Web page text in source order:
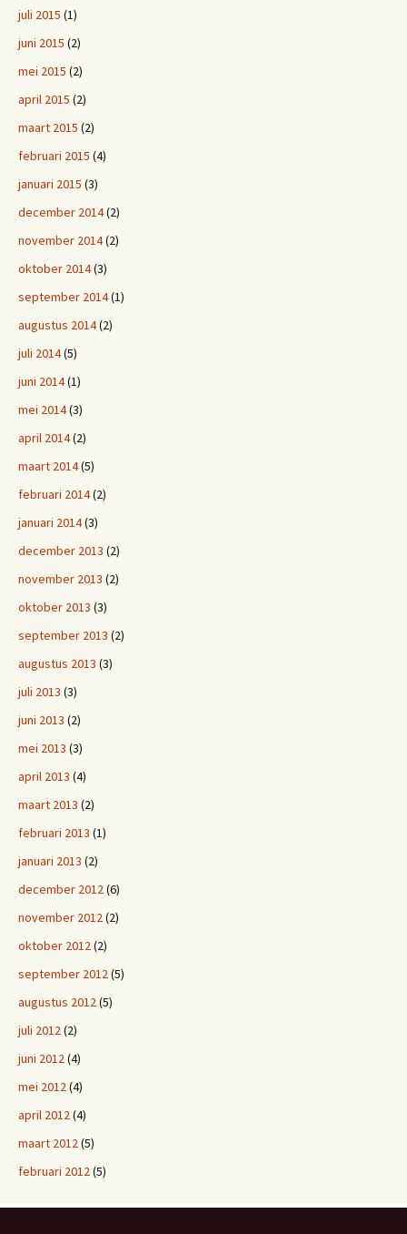
juli 2015 (1)
juni 2015 (2)
mei 2015 (2)
april 2015 (2)
maart 2015 (2)
februari 2015 (4)
januari 2015 (3)
december 2014(2)
november 2014(2)
oktober 2014(3)
september 2014(1)
augustus 2014(2)
juli 2014(5)
juni 2014(1)
mei 2014(3)
april 2014(2)
maart 2014(5)
februari 2014(2)
januari 2014(3)
december 2013 (2)
november 2013 (2)
oktober 2013 (3)
september 2013 (2)
augustus 2013 (3)
juli 2013 (3)
juni 2013 (2)
mei 2013 (3)
april 2013 (4)
maart 2013 (2)
februari 2013 (1)
januari 2013 (2)
december 2012(6)
november 2012(2)
oktober 2012(2)
september 2012(5)
augustus 2012(5)
juli 2012(2)
juni 2012(4)
mei 2012(4)
april 2012(4)
maart 2012(5)
februari 2012(5)